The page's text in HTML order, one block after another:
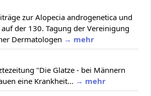
zur Alopecia androgenetica und
der 130. Tagung der Vereinigung
Dermatologen → mehr
"Die Glatze - bei Männern
eine Krankheit... → mehr